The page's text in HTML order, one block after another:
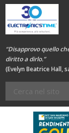
“Disapprovo quello
diritto a dirlo.”
(Evelyn Beatrice Hall,